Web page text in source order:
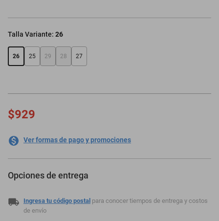
Talla Variante: 26
26 25 29 28 27
$929
Ver formas de pago y promociones
Opciones de entrega
Ingresa tu código postal para conocer tiempos de entrega y costos
de envío